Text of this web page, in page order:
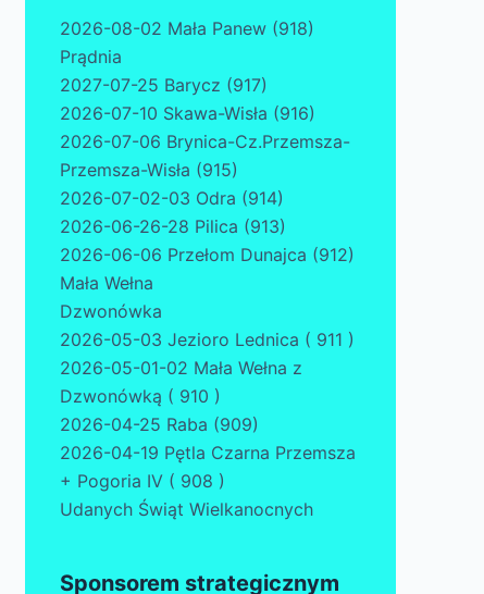
2026-08-02 Mała Panew (918)
Prądnia
2027-07-25 Barycz (917)
2026-07-10 Skawa-Wisła (916)
2026-07-06 Brynica-Cz.Przemsza-
Przemsza-Wisła (915)
2026-07-02-03 Odra (914)
2026-06-26-28 Pilica (913)
2026-06-06 Przełom Dunajca (912)
Mała Wełna
Dzwonówka
2026-05-03 Jezioro Lednica ( 911 )
2026-05-01-02 Mała Wełna z
Dzwonówką ( 910 )
2026-04-25 Raba (909)
2026-04-19 Pętla Czarna Przemsza
+ Pogoria IV ( 908 )
Udanych Świąt Wielkanocnych
Sponsorem strategicznym